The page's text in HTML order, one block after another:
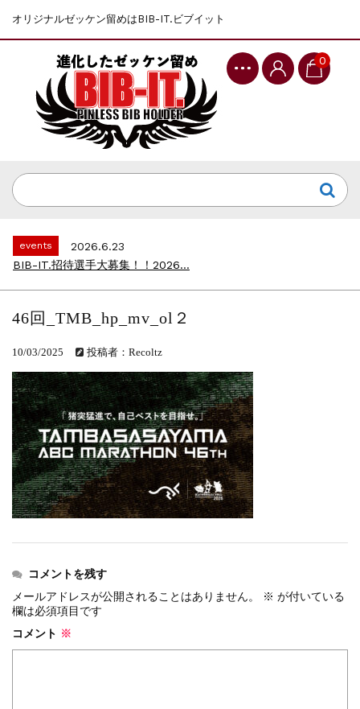
オリジナルゼッケン留めはBIB-IT.ビブイット
0
第46回 丹波篠山ABCマラソン...
events
2026.7.8
events
2026.6.23
BIB-IT.招待選手大募集！！2026...
events
2026.2.2
第46回 丹波篠山ABCマラソン...
events
2026.7.8
上尾シティハーフマラソン2026 記念T...
events
2026.6.23
BIB-IT.招待選手大募集！！2026...
events
2026.3.26
BIB-IT.のZERO WASTE...
events
2026.2.2
第46回 丹波篠山ABCマラソン...
46回_TMB_hp_mv_ol２
10/03/2025 投稿者：Recoltz
コメントを残す
メールアドレスが公開されることはありません。
※ が付いている
欄は必須項目です
コメント ※